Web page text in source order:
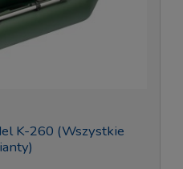
K-260 (Wszystkie